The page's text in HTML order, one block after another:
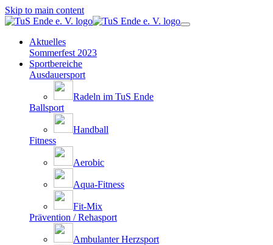
Skip to main content
Aktuelles
Sommerfest 2023
Sportbereiche
Ausdauersport
Radeln im TuS Ende
Ballsport
Handball
Fitness
Aerobic
Aqua-Fitness
Fit-Mix
Prävention / Rehasport
Ambulanter Herzsport